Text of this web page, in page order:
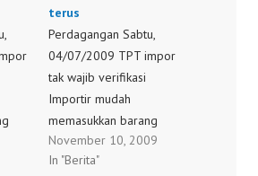
terus
Perdagangan Sabtu,
04/07/2009 TPT impor
tak wajib verifikasi
Importir mudah
memasukkan barang
secara lebih bebas
JAKARTA: Pemerintah
November 10, 2009
In "Berita"